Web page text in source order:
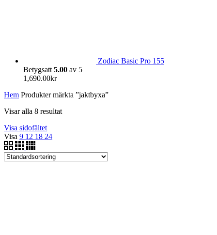
Zodiac Basic Pro 155
Betygsatt 5.00 av 5
1,690.00kr
Hem Produkter märkta ”jaktbyxa”
Visar alla 8 resultat
Visa sidofältet
Visa 9 12 18 24